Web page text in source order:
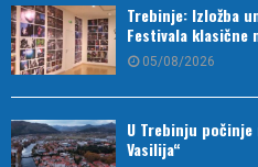
Trebinje: Izložba
Festivala klasične
05/08/2026
U Trebinju
Vasilija“